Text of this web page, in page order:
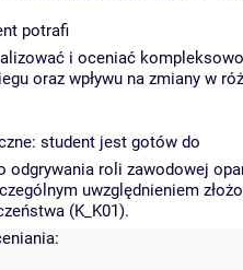
potrafi
i oceniać
oraz wpływu na zmiany w
student jest gotów do
odgrywania roli zawodowej
uwzględnieniem
(K_K01).